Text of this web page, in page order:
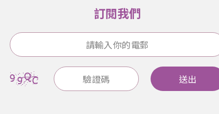
訂閱我們
送出